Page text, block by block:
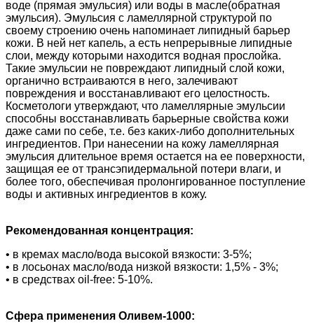
воде (прямая эмульсия) или воды в масле(обратная
эмульсия). Эмульсия с ламеллярной структурой по
своему строению очень напоминает липидный барьер
кожи. В ней нет капель, а есть непрерывные липидные
слои, между которыми находится водная прослойка.
Такие эмульсии не повреждают липидный слой кожи,
органично встраиваются в него, залечивают
повреждения и восстанавливают его целостность.
Косметологи утверждают, что ламеллярные эмульсии
способны восстанавливать барьерные свойства кожи
даже сами по себе, т.е. без каких-либо дополнительных
ингредиентов. При нанесении на кожу ламеллярная
эмульсия длительное время остается на ее поверхности,
защищая ее от трансэпидермальной потери влаги, и
более того, обеспечивая пролонгированное поступление
воды и активных ингредиентов в кожу.
Рекомендованная концентрация:
• в кремах масло/вода высокой вязкости: 3-5%;
• в лосьонах масло/вода низкой вязкости: 1,5% - 3%;
• в средствах oil-free: 5-10%.
Сфера применения Оливем-1000: